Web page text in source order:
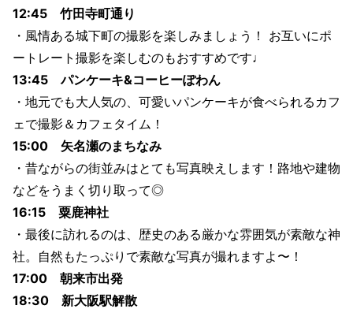
12:45 竹田寺町通り
・風情ある城下町の撮影を楽しみましょう！ お互いにポ
ートレート撮影を楽しむのもおすすめです♩
13:45 パンケーキ&コーヒーぽわん
・地元でも大人気の、可愛いパンケーキが食べられるカフ
ェで撮影＆カフェタイム！
15:00 矢名瀬のまちなみ
・昔ながらの街並みはとても写真映えします！路地や建物
などをうまく切り取って◎
16:15 粟鹿神社
・最後に訪れるのは、歴史のある厳かな雰囲気が素敵な神
社。自然もたっぷりで素敵な写真が撮れますよ〜！
17:00 朝来市出発
18:30 新大阪駅解散